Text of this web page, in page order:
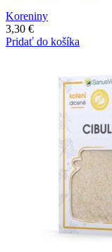
Koreniny
3,30 €
Pridať do košíka